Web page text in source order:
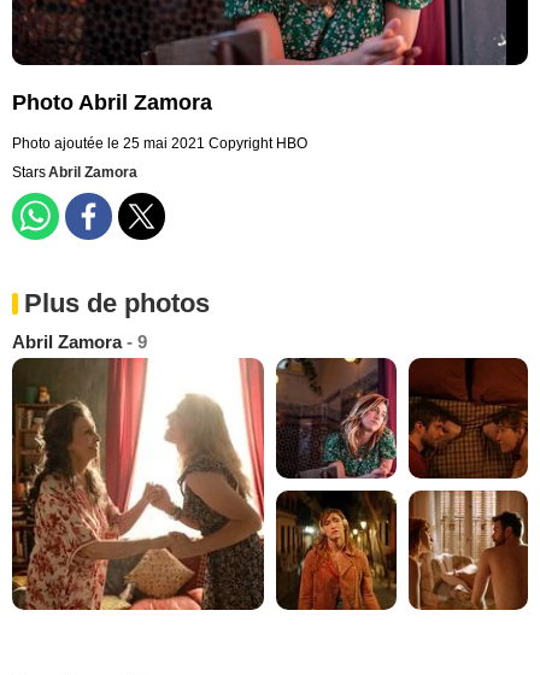
Photo Abril Zamora
Photo ajoutée le 25 mai 2021 Copyright HBO
StarsAbril Zamora
Plus de photos
Abril Zamora- 9